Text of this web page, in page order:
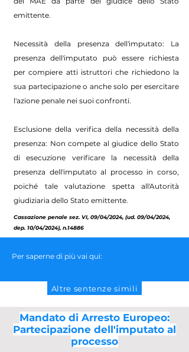
emittente.
Necessità della presenza dell'imputato: La
presenza dell'imputato può essere richiesta
per compiere atti istruttori che richiedono la
sua partecipazione o anche solo per esercitare
l'azione penale nei suoi confronti.
Esclusione della verifica della necessità della
presenza: Non compete al giudice dello Stato
di esecuzione verificare la necessità della
presenza dell'imputato al processo in corso,
poiché tale valutazione spetta all'Autorità
giudiziaria dello Stato emittente.
Cassazione penale sez. VI, 09/04/2024, (ud. 09/04/2024,
dep. 10/04/2024), n.14886
Per saperne di più vai qui:
Altre sentenze simili
Mandato di Arresto Europeo:
Partecipazione dell'imputato al
processo